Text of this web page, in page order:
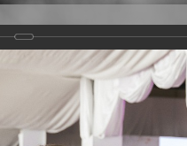
Версия для слабовидящих